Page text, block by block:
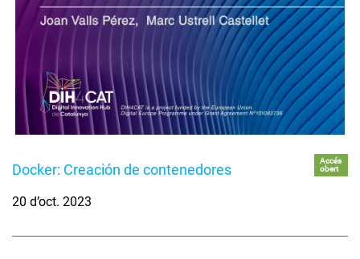
Docker: Creación de contenedores
Accés
obert
20 d’oct. 2023